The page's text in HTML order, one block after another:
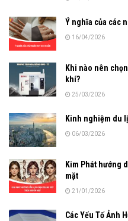
Ý nghĩa của các
16/04/2026
Khi nào nên
khí?
25/03/2026
Kinh nghiệm du
06/03/2026
Kim Phát hướng
mặt
21/01/2026
Các Yếu Tố Ảnh